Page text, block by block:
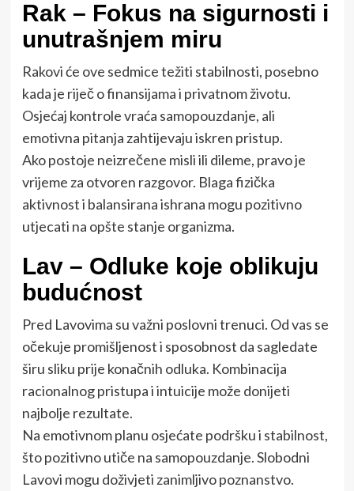
Rak – Fokus na sigurnosti i
unutrašnjem miru
Rakovi će ove sedmice težiti stabilnosti, posebno
kada je riječ o finansijama i privatnom životu.
Osjećaj kontrole vraća samopouzdanje, ali
emotivna pitanja zahtijevaju iskren pristup.
Ako postoje neizrečene misli ili dileme, pravo je
vrijeme za otvoren razgovor. Blaga fizička
aktivnost i balansirana ishrana mogu pozitivno
utjecati na opšte stanje organizma.
Lav – Odluke koje oblikuju
budućnost
Pred Lavovima su važni poslovni trenuci. Od vas se
očekuje promišljenost i sposobnost da sagledate
širu sliku prije konačnih odluka. Kombinacija
racionalnog pristupa i intuicije može donijeti
najbolje rezultate.
Na emotivnom planu osjećate podršku i stabilnost,
što pozitivno utiče na samopouzdanje. Slobodni
Lavovi mogu doživjeti zanimljivo poznanstvo.